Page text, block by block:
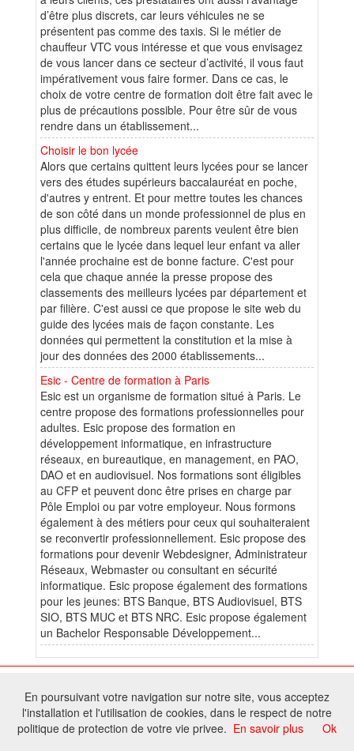
d’être plus discrets, car leurs véhicules ne se
présentent pas comme des taxis. Si le métier de
chauffeur VTC vous intéresse et que vous envisagez
de vous lancer dans ce secteur d’activité, il vous faut
impérativement vous faire former. Dans ce cas, le
choix de votre centre de formation doit être fait avec le
plus de précautions possible. Pour être sûr de vous
rendre dans un établissement...
Choisir le bon lycée
Alors que certains quittent leurs lycées pour se lancer
vers des études supérieurs baccalauréat en poche,
d'autres y entrent. Et pour mettre toutes les chances
de son côté dans un monde professionnel de plus en
plus difficile, de nombreux parents veulent être bien
certains que le lycée dans lequel leur enfant va aller
l'année prochaine est de bonne facture. C'est pour
cela que chaque année la presse propose des
classements des meilleurs lycées par département et
par filière. C'est aussi ce que propose le site web du
guide des lycées mais de façon constante. Les
données qui permettent la constitution et la mise à
jour des données des 2000 établissements...
Esic - Centre de formation à Paris
Esic est un organisme de formation situé à Paris. Le
centre propose des formations professionnelles pour
adultes. Esic propose des formation en
développement informatique, en infrastructure
réseaux, en bureautique, en management, en PAO,
DAO et en audiovisuel. Nos formations sont éligibles
au CFP et peuvent donc être prises en charge par
Pôle Emploi ou par votre employeur. Nous formons
également à des métiers pour ceux qui souhaiteraient
se reconvertir professionnellement. Esic propose des
formations pour devenir Webdesigner, Administrateur
Réseaux, Webmaster ou consultant en sécurité
informatique. Esic propose également des formations
pour les jeunes: BTS Banque, BTS Audiovisuel, BTS
SIO, BTS MUC et BTS NRC. Esic propose également
un Bachelor Responsable Développement...
FontAwesome
Tous droits réservés - Toute reproduction du contenu de ce site, même
partielle, est interdite sans accord du propriétaire.
En poursuivant votre navigation sur notre site, vous acceptez
l'installation et l'utilisation de cookies, dans le respect de notre
politique de protection de votre vie privee. En savoir plus Ok